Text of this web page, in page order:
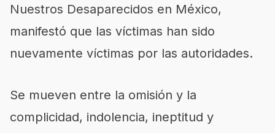
Nuestros Desaparecidos en México,
manifestó que las víctimas han sido
nuevamente víctimas por las autoridades.
Se mueven entre la omisión y la
complicidad, indolencia, ineptitud y